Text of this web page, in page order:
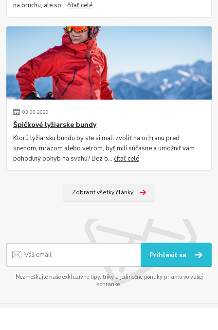
na bruchu, ale so...čítať celé
03.08.2020
Špičkové lyžiarske bundy
Ktorú lyžiarsku bundu by ste si mali zvoliť na ochranu pred
snehom, mrazom alebo vetrom, byť milí súčasne a umožniť vám
pohodlný pohyb na svahu? Bez o...čítať celé
Zobraziť všetky články
Prihlásiť sa
Nezmeškajte naše exkluzívne tipy, triky a jedinečné ponuky priamo vo vašej
schránke.